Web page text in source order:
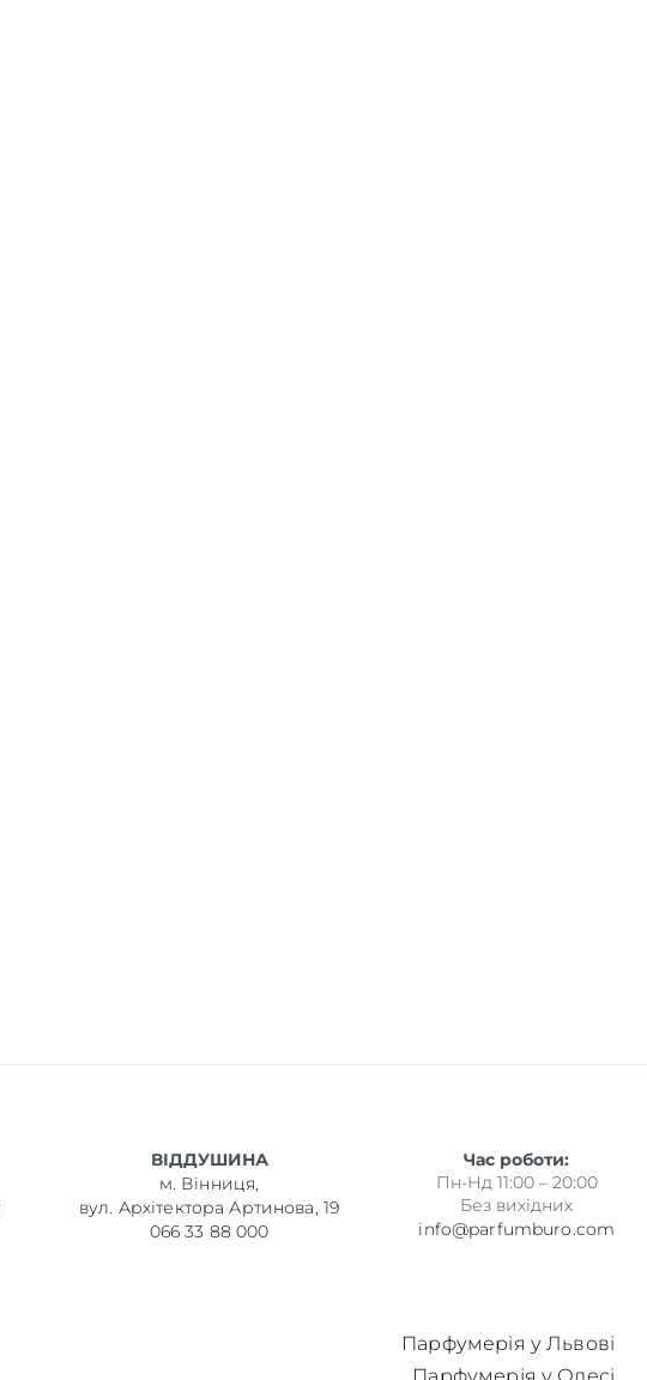
ВІДДУШИНА
м. Вінниця,
вул. Архітектора Артинова, 19
066 33 88 000
Час роботи:
Пн-Нд 11:00 – 20:00
Без вихідних
info@parfumburo.com
Парфумерія у Львові